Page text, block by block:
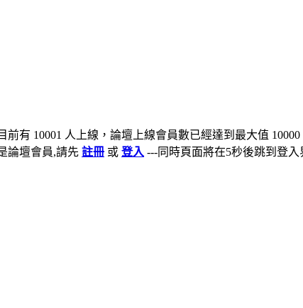
前有 10001 人上線，論壇上線會員數已經達到最大值
論壇會員,請先 註冊 或 登入 ---同時頁面將在5秒後跳到登入